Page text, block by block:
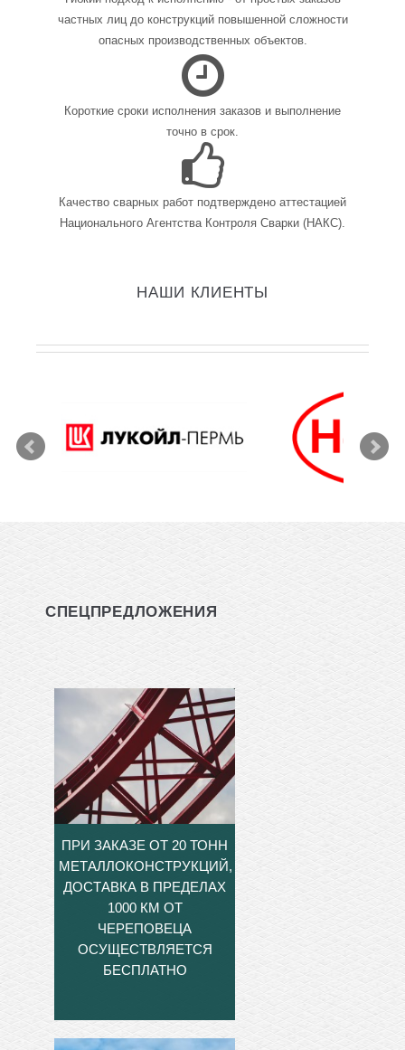
частных лиц до конструкций повышенной сложности
опасных производственных объектов.
Короткие сроки исполнения заказов и выполнение
точно в срок.
Качество сварных работ подтверждено аттестацией
Национального Агентства Контроля Сварки (НАКС).
НАШИ КЛИЕНТЫ
СПЕЦПРЕДЛОЖЕНИЯ
ПРИ ЗАКАЗЕ ОТ 20 ТОНН
МЕТАЛЛОКОНСТРУКЦИЙ,
ДОСТАВКА В ПРЕДЕЛАХ
1000 КМ ОТ
ЧЕРЕПОВЕЦА
ОСУЩЕСТВЛЯЕТСЯ
БЕСПЛАТНО